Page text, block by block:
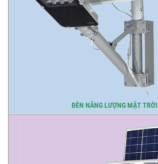
ĐÈN NĂNG LƯỢNG MẶT TRỜI